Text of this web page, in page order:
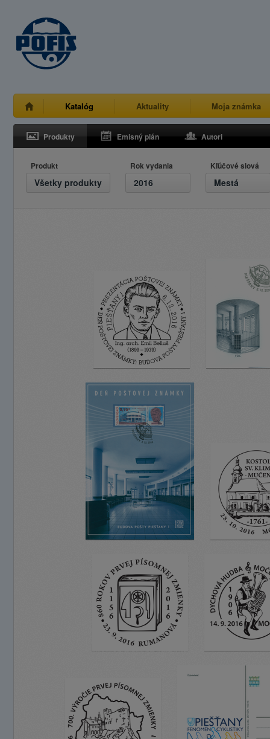
Katalóg Aktuality Moja známka
Produkty Emisný plán Autori
Produkt
Všetky produkty
Rok vydania
2016
Kľúčové slová
Mestá